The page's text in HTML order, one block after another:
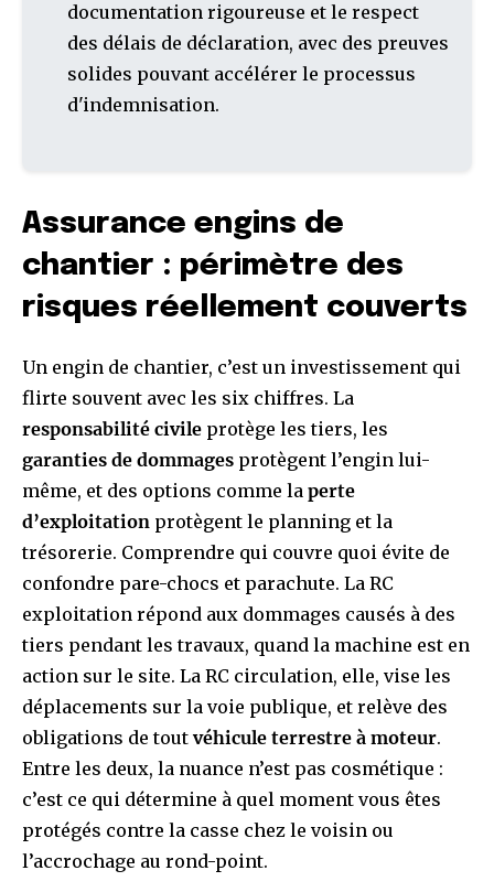
documentation rigoureuse et le respect
des délais de déclaration, avec des preuves
solides pouvant accélérer le processus
d'indemnisation.
Assurance engins de
chantier : périmètre des
risques réellement couverts
Un engin de chantier, c’est un investissement qui
flirte souvent avec les six chiffres. La
responsabilité civile protège les tiers, les
garanties de dommages protègent l’engin lui-
même, et des options comme la perte
d’exploitation protègent le planning et la
trésorerie. Comprendre qui couvre quoi évite de
confondre pare-chocs et parachute. La RC
exploitation répond aux dommages causés à des
tiers pendant les travaux, quand la machine est en
action sur le site. La RC circulation, elle, vise les
déplacements sur la voie publique, et relève des
obligations de toutvéhicule terrestre à moteur.
Entre les deux, la nuance n’est pas cosmétique :
c’est ce qui détermine à quel moment vous êtes
protégés contre la casse chez le voisin ou
l’accrochage au rond-point.